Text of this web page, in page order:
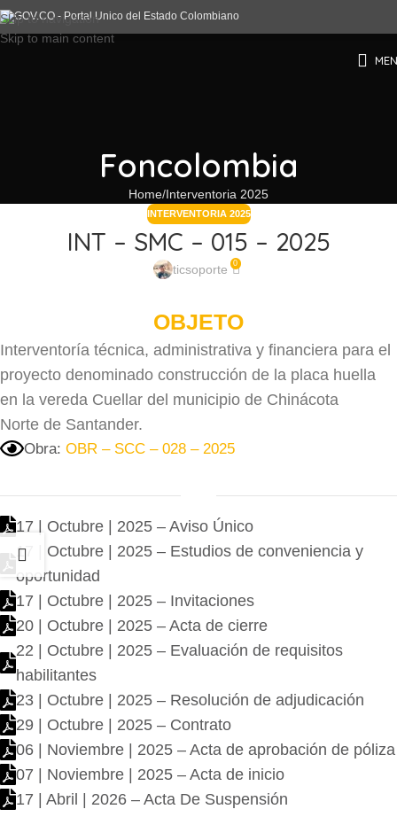
Skip to navigation
Skip to main content
Foncolombia
Home Interventoria 2025
INTERVENTORIA 2025
INT – SMC – 015 – 2025
ticsoporte 0
OBJETO
Interventoría técnica, administrativa y financiera para el
proyecto denominado construcción de la placa huella
en la vereda Cuellar del municipio de Chinácota
Norte de Santander.
Obra: OBR – SCC – 028 – 2025
17 | Octubre | 2025 – Aviso Único
17 | Octubre | 2025 – Estudios de conveniencia y
oportunidad
17 | Octubre | 2025 – Invitaciones
20 | Octubre | 2025 – Acta de cierre
22 | Octubre | 2025 – Evaluación de requisitos
habilitantes
23 | Octubre | 2025 – Resolución de adjudicación
29 | Octubre | 2025 – Contrato
06 | Noviembre | 2025 – Acta de aprobación de póliza
07 | Noviembre | 2025 – Acta de inicio
17 | Abril | 2026 – Acta De Suspensión